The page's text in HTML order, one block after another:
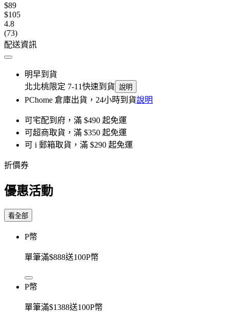
$89
$105
4.8
(73)
配送資訊
明早到貨
北北桃限定 7-11快速到貨 說明
PChome 倉庫出貨，24小時到貨說明
可宅配到府，滿 $490 起免運
可超商取貨，滿 $350 起免運
可 i 郵箱取貨，滿 $290 起免運
折價券
優惠活動
看全部
P幣
單筆滿$888送100P幣
P幣
單筆滿$1388送100P幣